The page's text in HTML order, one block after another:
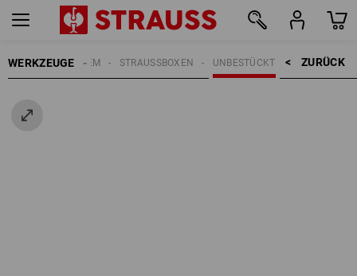
WERKZEUGE ZURÜCK    >
UNBESTÜCKT
STRAUSSBOXEN
STRAUSSBOX SYSTEM